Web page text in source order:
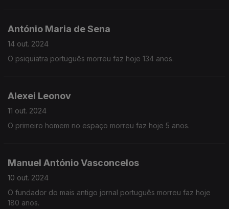
António Maria de Sena
14 out. 2024
O psiquiatra português morreu faz hoje 134 anos.
Alexei Leonov
11 out. 2024
O primeiro homem no espaço morreu faz hoje 5 anos.
Manuel António Vasconcelos
10 out. 2024
O fundador do mais antigo jornal português morreu faz hoje
180 anos.